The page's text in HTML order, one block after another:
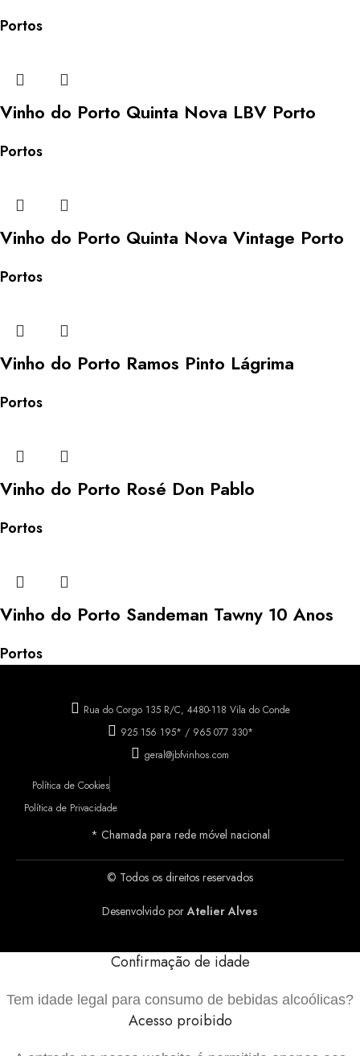
Portos
Vinho do Porto Quinta Nova LBV Porto
Portos
Vinho do Porto Quinta Nova Vintage Porto
Portos
Vinho do Porto Ramos Pinto Lágrima
Portos
Vinho do Porto Rosé Don Pablo
Portos
Vinho do Porto Sandeman Tawny 10 Anos
Portos
Rua do Corgo 135 R/C, 4480-118 Vila do Conde
925 156 195* / 965 077 330*
geral@jbfvinhos.com
Política de Cookies
Política de Privacidade
* Chamada para rede móvel nacional
© Todos os direitos reservados
Desenvolvido porAtelier Alves
Confirmação de idade
Tem idade legal para consumo de bebidas alcoólicas?
Acesso proibido